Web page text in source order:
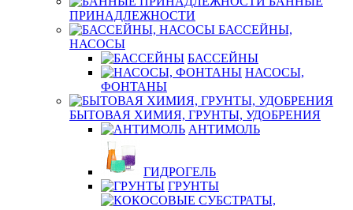
ПРИНАДЛЕЖНОСТИ
БАССЕЙНЫ,
НАСОСЫ
БАССЕЙНЫ
НАСОСЫ,
ФОНТАНЫ
БЫТОВАЯ ХИМИЯ, ГРУНТЫ, УДОБРЕНИЯ
АНТИМОЛЬ
ГИДРОГЕЛЬ
ГРУНТЫ